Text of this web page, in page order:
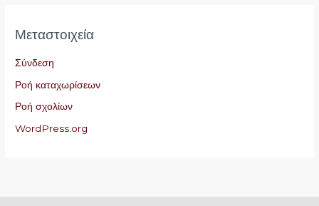
Μεταστοιχεία
Σύνδεση
Ροή καταχωρίσεων
Ροή σχολίων
WordPress.org